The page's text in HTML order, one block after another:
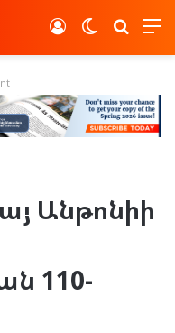
Switch skin
Log In
Անթոնիի
110-